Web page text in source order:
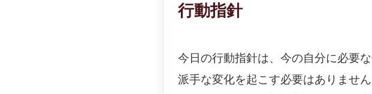
行動指針
今日の行動指針は、今の自分に必要
派手な変化を起こす必要はありませ